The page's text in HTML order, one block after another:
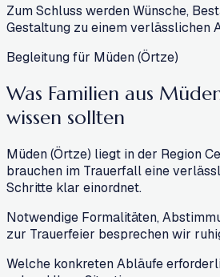
Zum Schluss werden Wünsche,
Gestaltung zu einem verlässlichen
Begleitung für Müden (Örtze)
Was Familien aus
wissen sollten
Müden (Örtze) liegt in der Region
brauchen im Trauerfall eine
Schritte klar einordnet.
Notwendige Formalitäten,
zur Trauerfeier besprechen wir
Welche konkreten Abläufe